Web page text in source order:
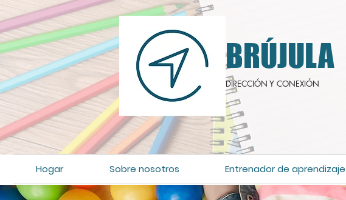
BRÚJULA
DIRECCIÓN Y CONEXIÓN
Hogar Sobre nosotros Entrenador de aprendizaje